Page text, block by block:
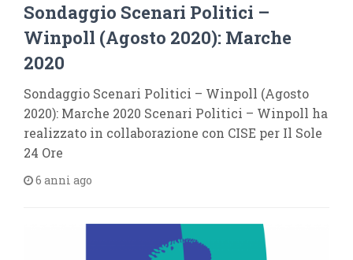
Sondaggio Scenari Politici –
Winpoll (Agosto 2020): Marche
2020
Sondaggio Scenari Politici – Winpoll (Agosto
2020): Marche 2020 Scenari Politici – Winpoll ha
realizzato in collaborazione con CISE per Il Sole
24 Ore
6 anni ago